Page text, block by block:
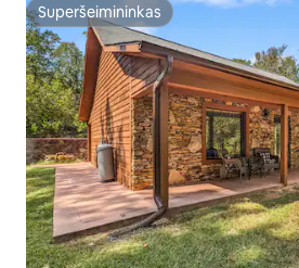
Superšeimininkas
Superšeimininkas